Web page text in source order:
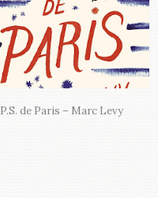
P.S. de Paris – Marc Levy